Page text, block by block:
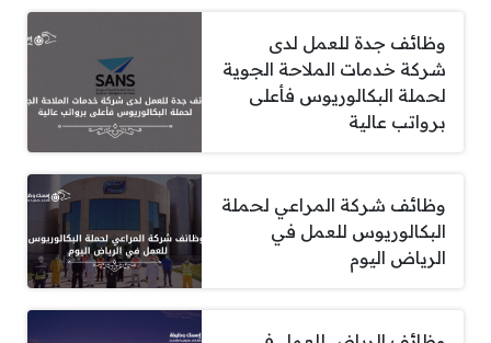
وظائف جدة للعمل لدى
شركة خدمات الملاحة الجوية
لحملة البكالوريوس فأعلى
برواتب عالية
وظائف شركة المراعي لحملة
البكالوريوس للعمل في
الرياض اليوم